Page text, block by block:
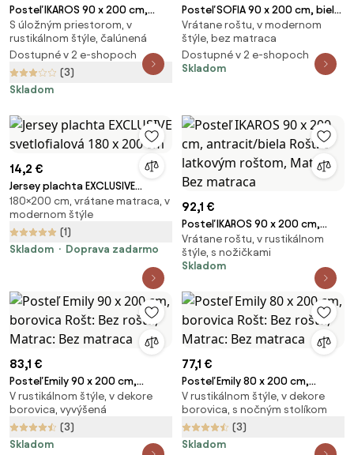
Posteľ IKAROS 90 x 200 cm,
biela Rošt: S lamelovým roštom,
Matrac: Bez matraca
S úložným priestorom, v
rustikálnom štýle, čalúnená
Dostupné v 2 e-shopoch
(3)
Skladom
Posteľ SOFIA 90 x 200 cm, biela
Rošt: S latkovým roštom,
Matrac: Bez matraca
Vrátane roštu, v modernom
štýle, bez matraca
Dostupné v 2 e-shopoch
Skladom
14,2 €
Jersey plachta EXCLUSIVE
svetlofialová 180 x 200 cm
180×200 cm, vrátane matraca, v
modernom štýle
(1)
Skladom
Doprava zadarmo
92,1 €
Posteľ IKAROS 90 x 200 cm,
antracit/biela Rošt: S latkovým
roštom, Matrac: Bez matraca
Vrátane roštu, v rustikálnom
štýle, s nožičkami
Skladom
83,1 €
Posteľ Emily 90 x 200 cm,
borovica Rošt: Bez roštu,
Matrac: Bez matraca
V rustikálnom štýle, v dekore
borovica, vyvýšená
(3)
Skladom
77,1 €
Posteľ Emily 80 x 200 cm,
borovica Rošt: Bez roštu,
Matrac: Bez matraca
V rustikálnom štýle, v dekore
borovica, s nočným stolíkom
(3)
Skladom